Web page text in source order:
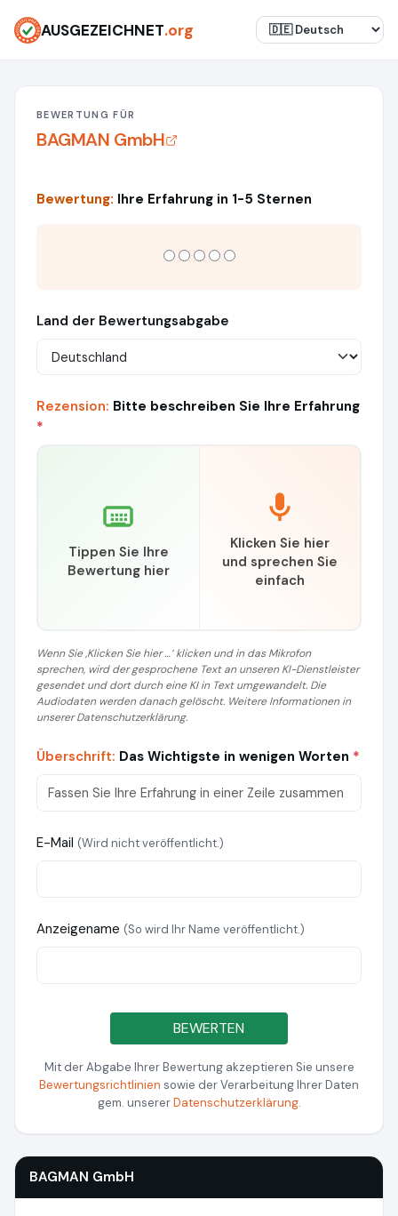
AUSGEZEICHNET.org
BEWERTUNG FÜR
BAGMAN GmbH
Bewertung: Ihre Erfahrung in 1-5 Sternen
Land der Bewertungsabgabe
Rezension: Bitte beschreiben Sie Ihre Erfahrung
*
Tippen Sie Ihre
Bewertung hier
Klicken Sie hier
und sprechen Sie
einfach
Wenn Sie ‚Klicken Sie hier …‘ klicken und in das Mikrofon
sprechen, wird der gesprochene Text an unseren KI-Dienstleister
gesendet und dort durch eine KI in Text umgewandelt. Die
Audiodaten werden danach gelöscht. Weitere Informationen in
unserer Datenschutzerklärung.
Überschrift: Das Wichtigste in wenigen Worten *
E-Mail (Wird nicht veröffentlicht.)
Anzeigename (So wird Ihr Name veröffentlicht.)
BEWERTEN
Mit der Abgabe Ihrer Bewertung akzeptieren Sie unsere
Bewertungsrichtlinien sowie der Verarbeitung Ihrer Daten
gem. unsererDatenschutzerklärung.
BAGMAN GmbH